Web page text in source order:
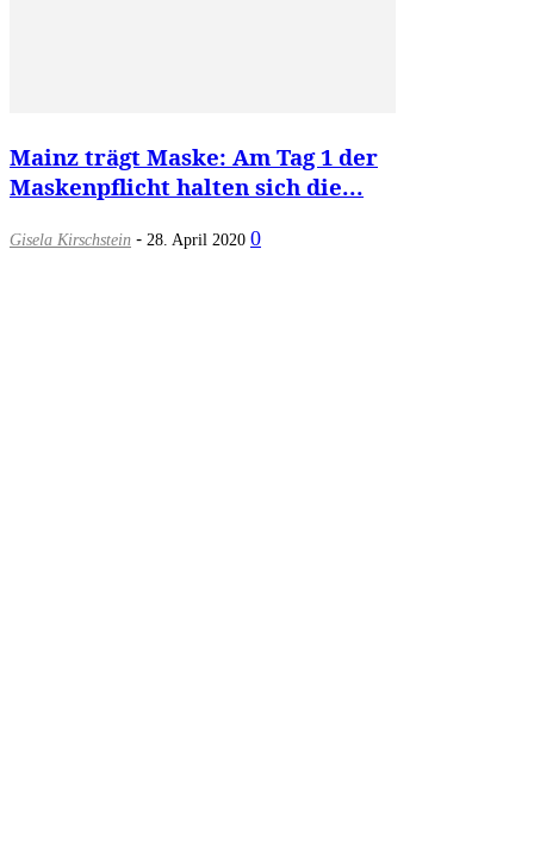
Mainz trägt Maske: Am Tag 1 der
Maskenpflicht halten sich die...
Gisela Kirschstein - 28. April 2020 0